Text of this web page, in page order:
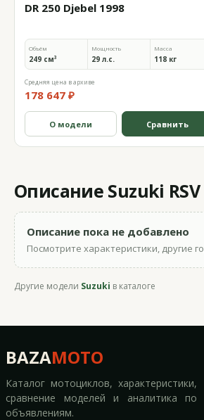
DR 250 Djebel 1998
Объём
249 см³
Мощность
29 л.с.
Масса
118 кг
Средняя цена в архиве
178 647 ₽
О модели Сравнить
Описание Suzuki RSV
Описание пока не добавлено
Посмотрите характеристики, другие
Другие модели Suzuki в каталоге
BAZAMOTO
Каталог мотоциклов, характеристики,
сравнение моделей и аналитика по
объявлениям.